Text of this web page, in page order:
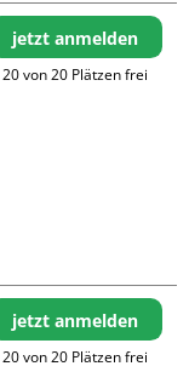
jetzt anmelden
20 von 20 Plätzen frei
jetzt anmelden
20 von 20 Plätzen frei